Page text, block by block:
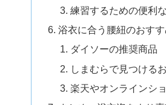
練習するための便利
浴衣に合う腰紐のおす
ダイソーの推奨商品
しまむらで見つける
楽天やオンラインシ